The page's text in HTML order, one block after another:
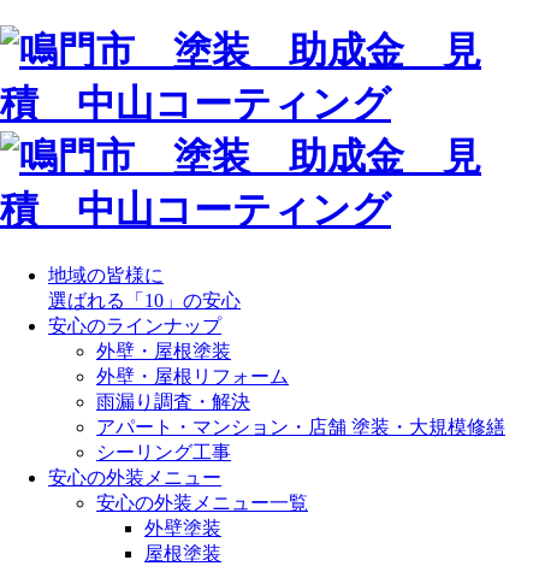
地域の皆様に
選ばれる「10」の安心
安心のラインナップ
外壁・屋根塗装
外壁・屋根リフォーム
雨漏り調査・解決
アパート・マンション・店舗 塗装・大規模修繕
シーリング工事
安心の外装メニュー
安心の外装メニュー一覧
外壁塗装
屋根塗装